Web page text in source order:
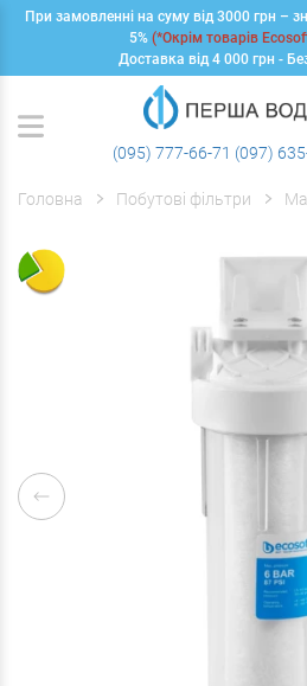
При замовленні на суму від 3000 грн –
5% (*Окрім товарів
Доставка від 4 000 грн -
(095) 777-66-71 (097)
Головна Побутові фільтри